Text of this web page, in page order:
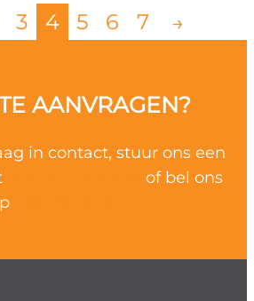
3 4 5 6 7 →
AANVRAGEN?
in contact, stuur ons een
of bel ons